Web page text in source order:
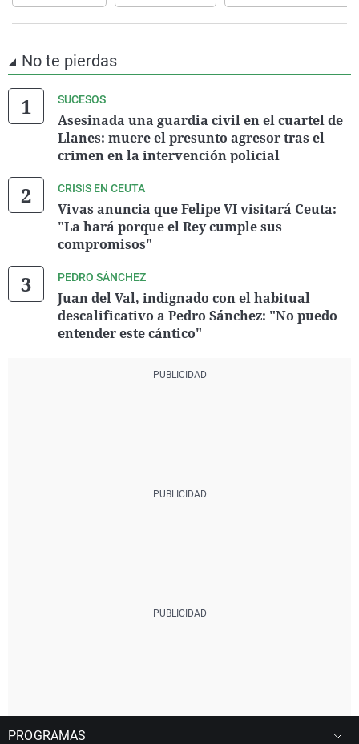
No te pierdas
SUCESOS
Asesinada una guardia civil en el cuartel de
Llanes: muere el presunto agresor tras el
crimen en la intervención policial
CRISIS EN CEUTA
Vivas anuncia que Felipe VI visitará Ceuta:
"La hará porque el Rey cumple sus
compromisos"
PEDRO SÁNCHEZ
Juan del Val, indignado con el habitual
descalificativo a Pedro Sánchez: "No puedo
entender este cántico"
PROGRAMAS